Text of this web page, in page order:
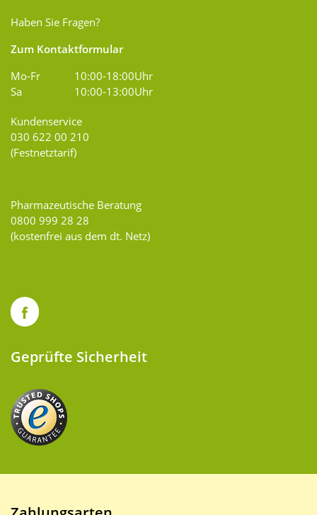
Haben Sie Fragen?
Zum Kontaktformular
Mo-Fr
10:00-18:00Uhr
Sa
10:00-13:00Uhr
Kundenservice
030 622 00 210
(Festnetztarif)
Pharmazeutische Beratung
0800 999 28 28
(kostenfrei aus dem dt. Netz)
Geprüfte Sicherheit